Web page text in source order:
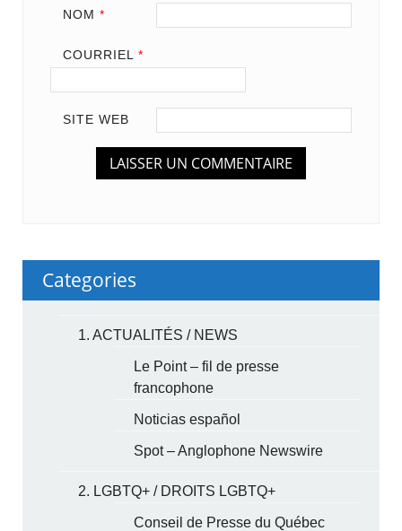
NOM *
COURRIEL *
SITE WEB
Categories
1. ACTUALITÉS / NEWS
Le Point – fil de presse
francophone
Noticias español
Spot – Anglophone Newswire
2. LGBTQ+ / DROITS LGBTQ+
Conseil de Presse du Québec